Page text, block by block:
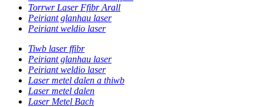
Torrwr Laser Ffibr Arall
Peiriant glanhau laser
Peiriant weldio laser
Tiwb laser ffibr
Peiriant glanhau laser
Peiriant weldio laser
Laser metel dalen a thiwb
Laser metel dalen
Laser Metel Bach